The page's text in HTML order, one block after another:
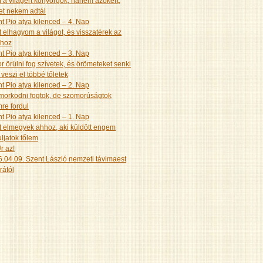
nekem adtál
Pio atya kilenced – 4. Nap
elhagyom a világot, és visszatérek az
Pio atya kilenced – 3. Nap
örülni fog szívetek, és örömeteket senki
el többé tőletek
Pio atya kilenced – 2. Nap
fogtok, de szomorúságtok
fordul
Pio atya kilenced – 1. Nap
elmegyek ahhoz, aki küldött engem
tőlem
az!
Szent László nemzeti távimaest